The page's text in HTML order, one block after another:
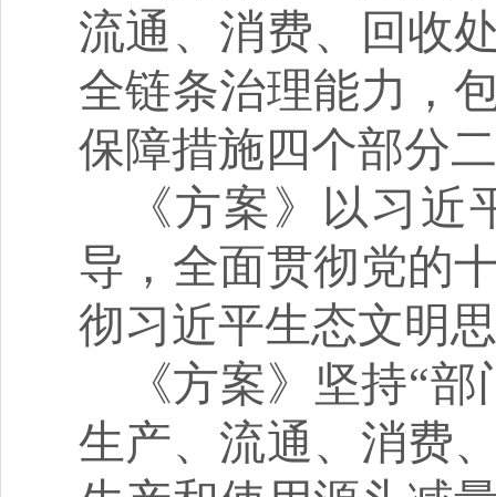
流通、消费、回收
全链条治理能力，
保障措施四个部分
《方案》以习
导，全面贯彻党的
彻习近平生态文明
《方案》坚持“部
生产、流通、消费